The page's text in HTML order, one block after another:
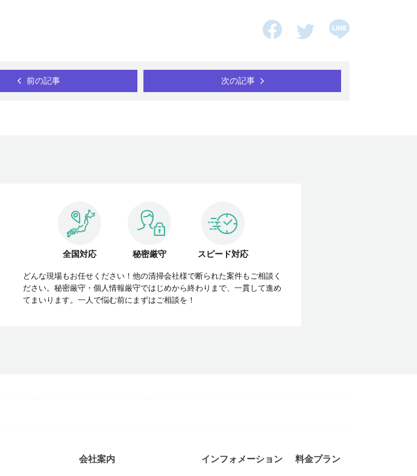
次の記事
前の記事
全国対応 秘密厳守 スピード対応
どんな現場もお任せください！他の清掃会社様で断られた案件もご相談く
ださい。秘密厳守・個人情報厳守ではじめから終わりまで、一貫して進め
てまいります。一人で悩む前にまずはご相談を！
会社案内 インフォメーション 料金プラン